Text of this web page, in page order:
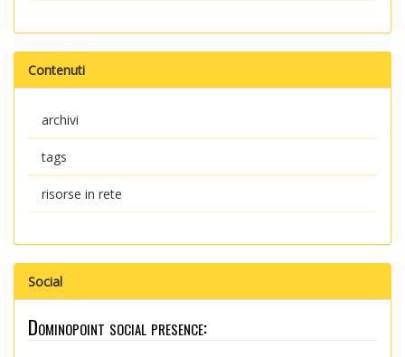
Contenuti
archivi
tags
risorse in rete
Social
Dominopoint social presence: